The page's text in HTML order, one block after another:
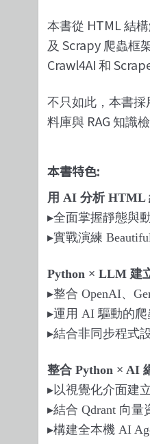
本書從 HTML 結
及 Scrapy 爬蟲框
Crawl4AI 和
不只如此，本書採
料庫與 RAG 知識
本書特色:
用 AI 分析HTML
▸全面掌握靜態與
▸實戰演練
Python × LLM 建
▸整合 OpenAI、
▸運用 AI驅動的
▸結合非同步程式
整合 Python × AI
▸以視覺化介面建
▸結合 Qdrant 向量
▸構建全本機 AI